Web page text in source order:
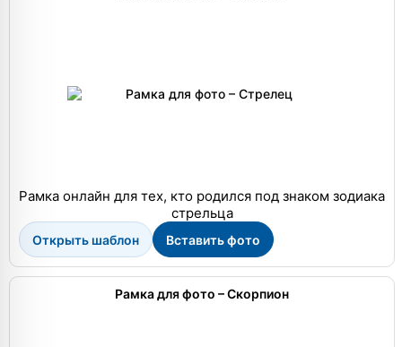
Рамка онлайн для тех, кто родился под знаком зодиака
стрельца
Открыть шаблон Вставить фото
Рамка для фото – Скорпион